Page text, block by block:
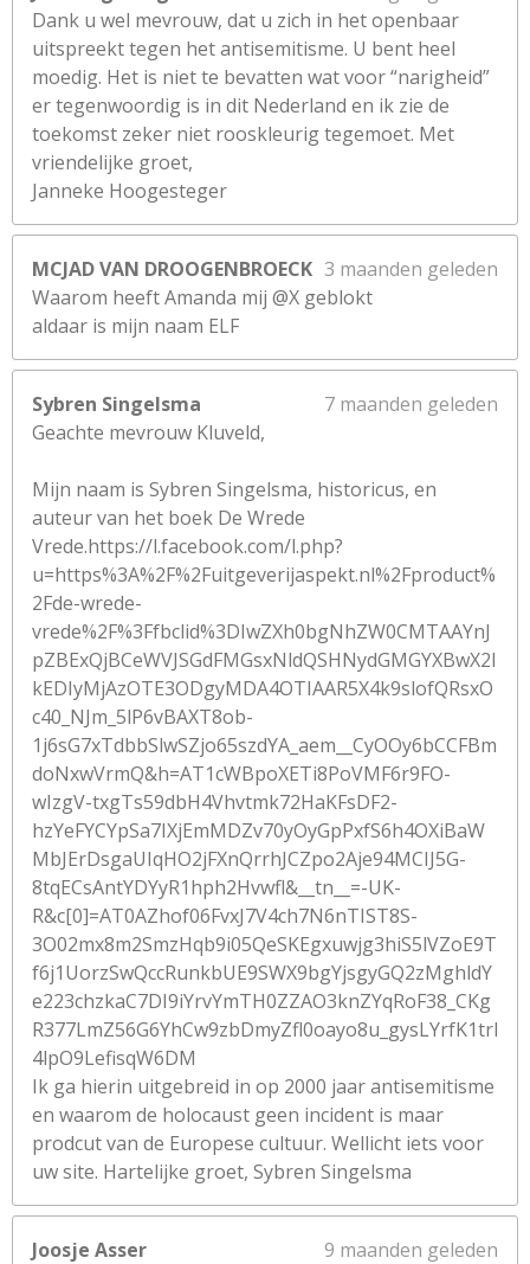
Dank u wel mevrouw, dat u zich in het openbaar
uitspreekt tegen het antisemitisme. U bent heel
moedig. Het is niet te bevatten wat voor “narigheid”
er tegenwoordig is in dit Nederland en ik zie de
toekomst zeker niet rooskleurig tegemoet. Met
vriendelijke groet,
Janneke Hoogesteger
MCJAD VAN DROOGENBROECK 3 maanden geleden
Waarom heeft Amanda mij @X geblokt
aldaar is mijn naam ELF
Sybren Singelsma
7 maanden geleden
Geachte mevrouw Kluveld,
Mijn naam is Sybren Singelsma, historicus, en
auteur van het boek De Wrede
Vrede.https://l.facebook.com/l.php?
u=https%3A%2F%2Fuitgeverijaspekt.nl%2Fproduct%
2Fde-wrede-
vrede%2F%3Ffbclid%3DIwZXh0bgNhZW0CMTAAYnJ
pZBExQjBCeWVJSGdFMGsxNldQSHNydGMGYXBwX2l
kEDIyMjAzOTE3ODgyMDA4OTIAAR5X4k9slofQRsxO
c40_NJm_5lP6vBAXT8ob-
1j6sG7xTdbbSlwSZjo65szdYA_aem__CyOOy6bCCFBm
doNxwVrmQ&h=AT1cWBpoXETi8PoVMF6r9FO-
wIzgV-txgTs59dbH4Vhvtmk72HaKFsDF2-
hzYeFYCYpSa7IXjEmMDZv70yOyGpPxfS6h4OXiBaW
MbJErDsgaUIqHO2jFXnQrrhJCZpo2Aje94MCIJ5G-
8tqECsAntYDYyR1hph2Hvwfl&__tn__=-UK-
R&c[0]=AT0AZhof06FvxJ7V4ch7N6nTIST8S-
3O02mx8m2SmzHqb9i05QeSKEgxuwjg3hiS5lVZoE9T
f6j1UorzSwQccRunkbUE9SWX9bgYjsgyGQ2zMghldY
e223chzkaC7DI9iYrvYmTH0ZZAO3knZYqRoF38_CKg
R377LmZ56G6YhCw9zbDmyZfl0oayo8u_gysLYrfK1trl
4lpO9LefisqW6DM
Ik ga hierin uitgebreid in op 2000 jaar antisemitisme
en waarom de holocaust geen incident is maar
prodcut van de Europese cultuur. Wellicht iets voor
uw site. Hartelijke groet, Sybren Singelsma
Joosje Asser
9 maanden geleden